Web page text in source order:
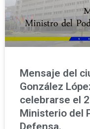
Mensaje del
González
celebrarse el
Ministerio del